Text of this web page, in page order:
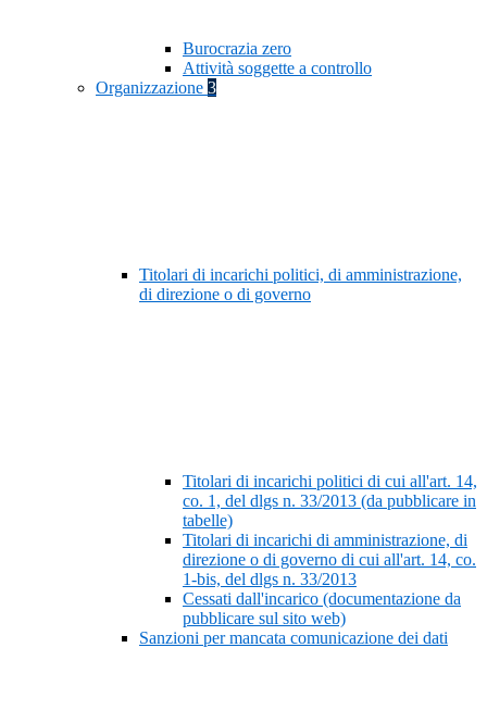
Burocrazia zero
Attività soggette a controllo
Organizzazione 3
Titolari di incarichi politici, di amministrazione,
di direzione o di governo
Titolari di incarichi politici di cui all'art. 14,
co. 1, del dlgs n. 33/2013 (da pubblicare in
tabelle)
Titolari di incarichi di amministrazione, di
direzione o di governo di cui all'art. 14, co.
1-bis, del dlgs n. 33/2013
Cessati dall'incarico (documentazione da
pubblicare sul sito web)
Sanzioni per mancata comunicazione dei dati